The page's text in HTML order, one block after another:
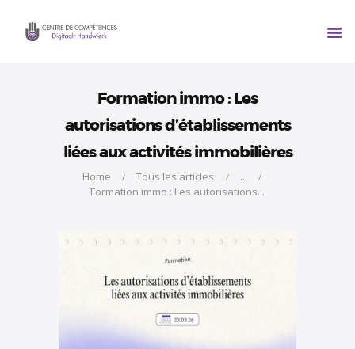
Formation immo : Les
autorisations d’établissements
liées aux activités immobilières
Home Tous les articles
...
Formation immo : Les autorisations...
SERVICES
CONTACT